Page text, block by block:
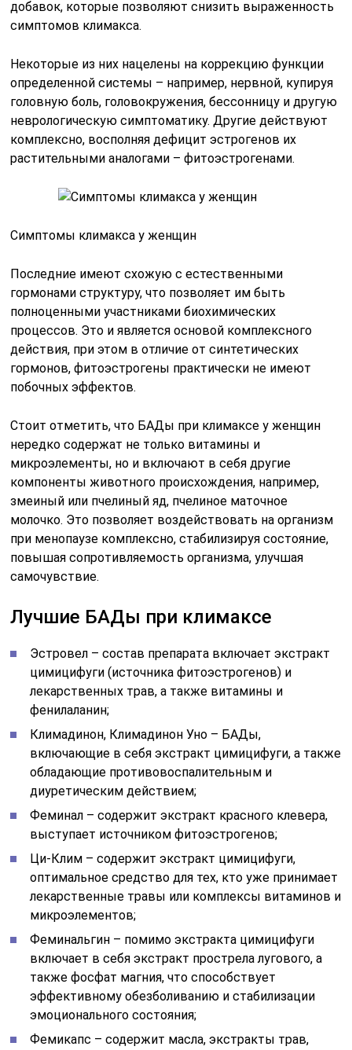
добавок, которые позволяют снизить выраженность
симптомов климакса.
Некоторые из них нацелены на коррекцию функции
определенной системы – например, нервной, купируя
головную боль, головокружения, бессонницу и другую
неврологическую симптоматику. Другие действуют
комплексно, восполняя дефицит эстрогенов их
растительными аналогами – фитоэстрогенами.
Симптомы климакса у женщин
Последние имеют схожую с естественными
гормонами структуру, что позволяет им быть
полноценными участниками биохимических
процессов. Это и является основой комплексного
действия, при этом в отличие от синтетических
гормонов, фитоэстрогены практически не имеют
побочных эффектов.
Стоит отметить, что БАДы при климаксе у женщин
нередко содержат не только витамины и
микроэлементы, но и включают в себя другие
компоненты животного происхождения, например,
змеиный или пчелиный яд, пчелиное маточное
молочко. Это позволяет воздействовать на организм
при менопаузе комплексно, стабилизируя состояние,
повышая сопротивляемость организма, улучшая
самочувствие.
Лучшие БАДы при климаксе
Эстровел – состав препарата включает экстракт
цимицифуги (источника фитоэстрогенов) и
лекарственных трав, а также витамины и
фенилаланин;
Климадинон, Климадинон Уно – БАДы,
включающие в себя экстракт цимицифуги, а также
обладающие противовоспалительным и
диуретическим действием;
Феминал – содержит экстракт красного клевера,
выступает источником фитоэстрогенов;
Ци-Клим – содержит экстракт цимицифуги,
оптимальное средство для тех, кто уже принимает
лекарственные травы или комплексы витаминов и
микроэлементов;
Феминальгин – помимо экстракта цимицифуги
включает в себя экстракт прострела лугового, а
также фосфат магния, что способствует
эффективному обезболиванию и стабилизации
эмоционального состояния;
Фемикапс – содержит масла, экстракты трав,